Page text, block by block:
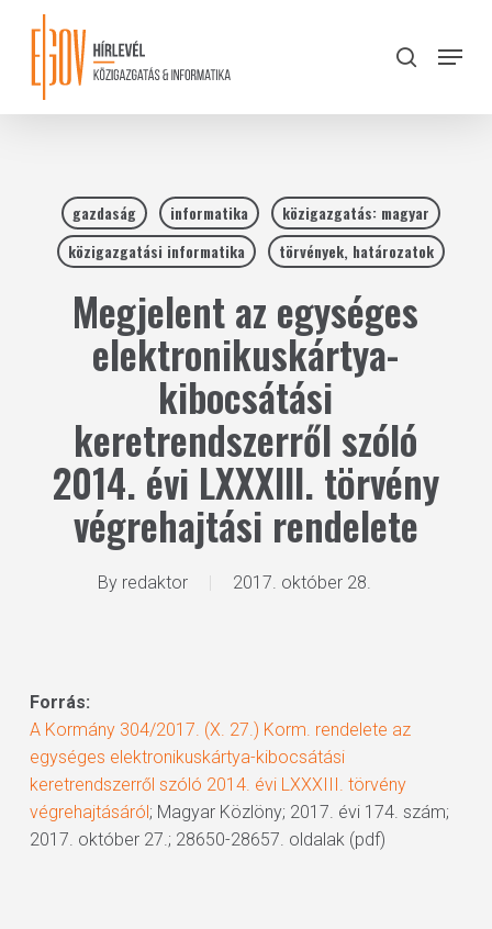
content
search
Menu
gazdaság informatika
közigazgatás: magyar
közigazgatási informatika
törvények, határozatok
Megjelent az egységes
elektronikuskártya-
kibocsátási
keretrendszerről szóló
2014. évi LXXXIII. törvény
végrehajtási rendelete
By redaktor 2017. október 28.
Forrás:
A Kormány 304/2017. (X. 27.) Korm. rendelete az
egységes elektronikuskártya-kibocsátási
keretrendszerről szóló 2014. évi LXXXIII. törvény
végrehajtásáról; Magyar Közlöny; 2017. évi 174. szám;
2017. október 27.; 28650-28657. oldalak (pdf)
Close